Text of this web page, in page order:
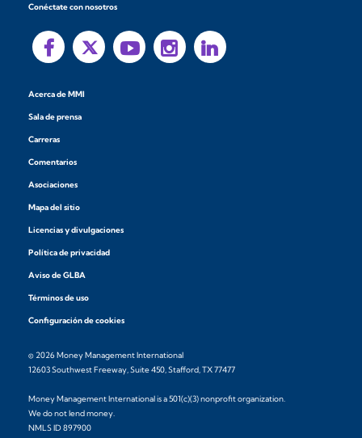
Conéctate con nosotros
Acerca de MMI
Sala de prensa
Carreras
Comentarios
Asociaciones
Mapa del sitio
Licencias y divulgaciones
Política de privacidad
Aviso de GLBA
Términos de uso
Configuración de cookies
© 2026 Money Management International
12603 Southwest Freeway, Suite 450, Stafford, TX 77477
Money Management International is a 501(c)(3) nonprofit organization.
We do not lend money.
NMLS ID 897900